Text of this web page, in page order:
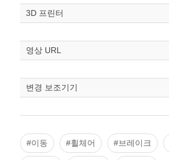
높이
폭
스케일
조정
3D 프린터
영상 URL
변경 보조기기
#이동 #휠체어 #브레이크